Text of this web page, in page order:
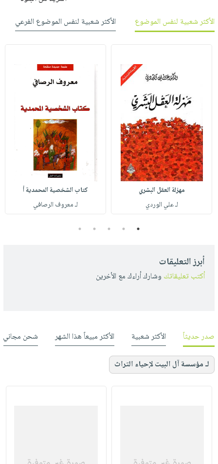
الأكثر شعبية لنفس الموضوع
الأكثر شعبية لنفس الموضوع الفرعي
مهزلة العقل البشري
لـ علي الوردي
كتاب الشخصية المحمدية أ
لـ معروف الرصافي
1
2
3
4
5
أبرز التعليقات
أكتب تعليقاتك وشارك أراءك مع الأخرين
صدر حديثاً الأكثر شعبية الأكثر مبيعاً هذا الشهر شحن مجاني
لـ مؤسسة آل البيت لإحياء التراث